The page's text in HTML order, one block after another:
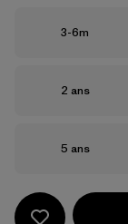
Taille
3-6m
Taille
2 ans
Taille
5 ans